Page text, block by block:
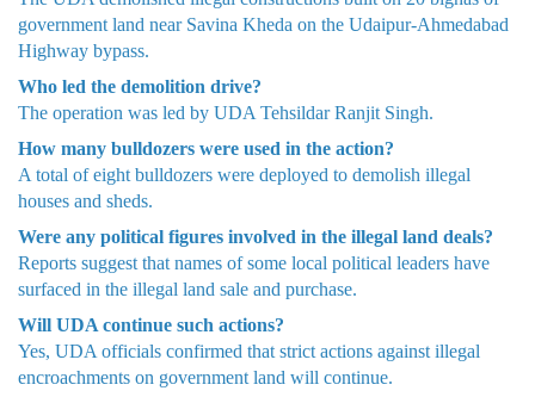
government land near Savina Kheda on the Udaipur-Ahmedabad
Highway bypass.
Who led the demolition drive?
The operation was led by UDA Tehsildar Ranjit Singh.
How many bulldozers were used in the action?
A total of eight bulldozers were deployed to demolish illegal
houses and sheds.
Were any political figures involved in the illegal land deals?
Reports suggest that names of some local political leaders have
surfaced in the illegal land sale and purchase.
Will UDA continue such actions?
Yes, UDA officials confirmed that strict actions against illegal
encroachments on government land will continue.